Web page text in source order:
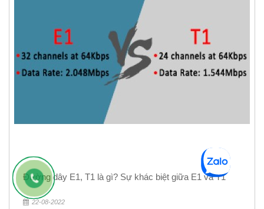
Đường dây E1, T1 là gì? Sự khác biệt giữa E1 và T1
22-08-2022